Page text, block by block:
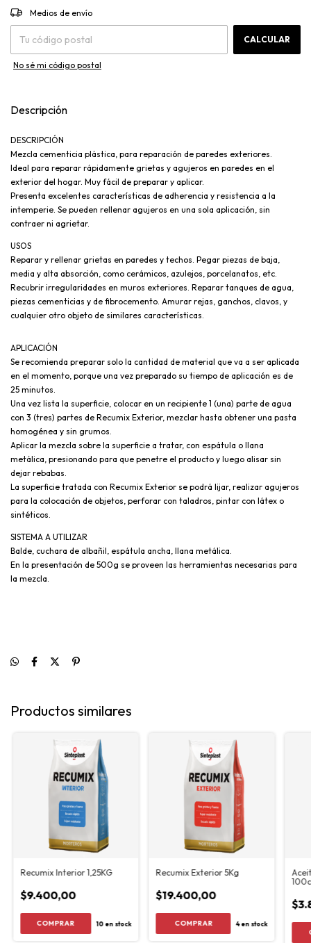
Entregas para el CP:
Medios de envío
CALCULAR
No sé mi código postal
Descripción
DESCRIPCIÓN
Mezcla cementicia plástica, para reparación de paredes exteriores.
Ideal para reparar rápidamente grietas y agujeros en paredes en el
exterior del hogar. Muy fácil de preparar y aplicar.
Presenta excelentes características de adherencia y resistencia a la
intemperie. Se pueden rellenar agujeros en una sola aplicación, sin
contraer ni agrietar.
USOS
Reparar y rellenar grietas en paredes y techos. Pegar piezas de baja,
media y alta absorción, como cerámicos, azulejos, porcelanatos, etc.
Recubrir irregularidades en muros exteriores. Reparar tanques de agua,
piezas cementicias y de fibrocemento. Amurar rejas, ganchos, clavos, y
cualquier otro objeto de similares características.
APLICACIÓN
Se recomienda preparar solo la cantidad de material que va a ser aplicada
en el momento, porque una vez preparado su tiempo de aplicación es de
25 minutos.
Una vez lista la superficie, colocar en un recipiente 1 (una) parte de agua
con 3 (tres) partes de Recumix Exterior, mezclar hasta obtener una pasta
homogénea y sin grumos.
Aplicar la mezcla sobre la superficie a tratar, con espátula o llana
metálica, presionando para que penetre el producto y luego alisar sin
dejar rebabas.
La superficie tratada con Recumix Exterior se podrá lijar, realizar agujeros
para la colocación de objetos, perforar con taladros, pintar con látex o
sintéticos.
SISTEMA A UTILIZAR
Balde, cuchara de albañil, espátula ancha, llana metálica.
En la presentación de 500g se proveen las herramientas necesarias para
la mezcla.
Productos similares
Recumix Interior 1,25KG
$9.400,00
10en stock
Recumix Exterior 5Kg
$19.400,00
4en stock